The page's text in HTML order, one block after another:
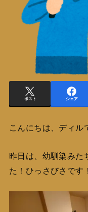
ポスト シェア
こんにちは、ディル
昨日は、幼馴染みた
た！ひっさびさです！